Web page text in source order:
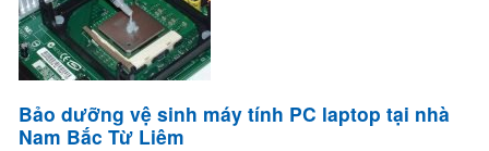
Bảo dưỡng vệ sinh máy tính PC laptop tại nhà
Nam Bắc Từ Liêm